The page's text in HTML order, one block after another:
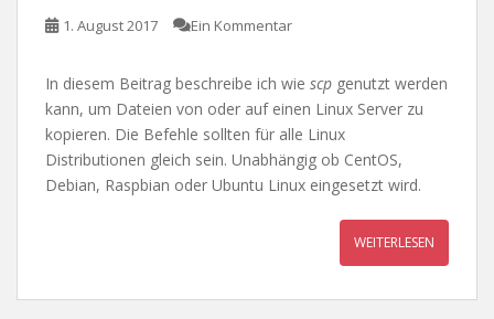
1. August 2017 Ein Kommentar
In diesem Beitrag beschreibe ich wie scp genutzt werden
kann, um Dateien von oder auf einen Linux Server zu
kopieren. Die Befehle sollten für alle Linux
Distributionen gleich sein. Unabhängig ob CentOS,
Debian, Raspbian oder Ubuntu Linux eingesetzt wird.
WEITERLESEN